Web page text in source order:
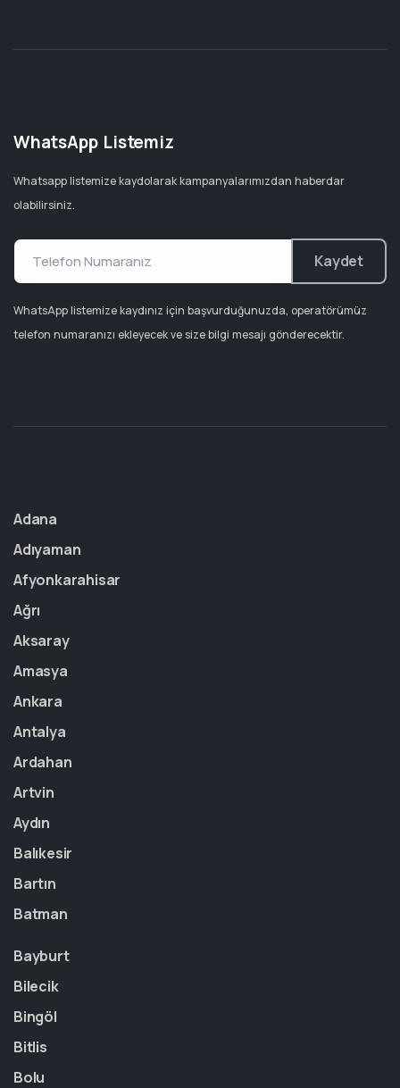
WhatsApp Listemiz
Whatsapp listemize kaydolarak kampanyalarımızdan haberdar
olabilirsiniz.
Kaydet
WhatsApp listemize kaydınız için başvurduğunuzda, operatörümüz
telefon numaranızı ekleyecek ve size bilgi mesajı gönderecektir.
Adana
Adıyaman
Afyonkarahisar
Ağrı
Aksaray
Amasya
Ankara
Antalya
Ardahan
Artvin
Aydın
Balıkesir
Bartın
Batman
Bayburt
Bilecik
Bingöl
Bitlis
Bolu